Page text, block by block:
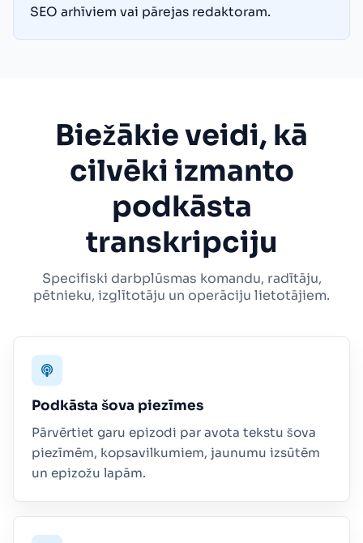
SEO arhīviem vai pārejas redaktoram.
Biežākie veidi, kā
cilvēki izmanto
podkāsta
transkripciju
Specifiski darbplūsmas komandu, radītāju,
pētnieku, izglītotāju un operāciju lietotājiem.
Podkāsta šova piezīmes
Pārvērtiet garu epizodi par avota tekstu šova
piezīmēm, kopsavilkumiem, jaunumu izsūtēm
un epizožu lapām.